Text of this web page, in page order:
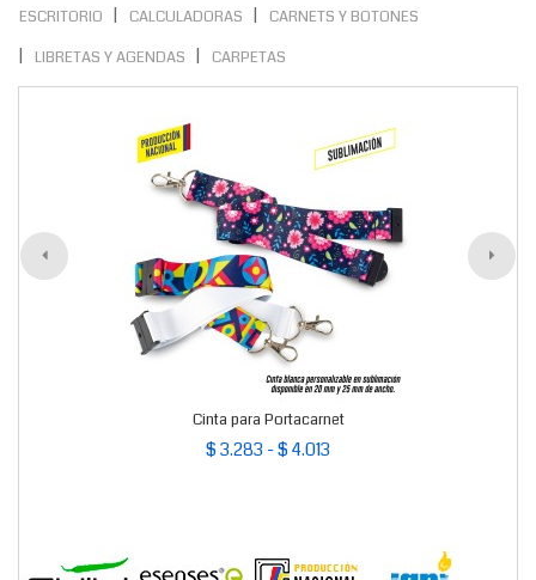
ESCRITORIO CALCULADORAS
CARNETS Y BOTONES
LIBRETAS Y AGENDAS
CARPETAS
Cinta para Portacarnet
$ 3.283 - $ 4.013